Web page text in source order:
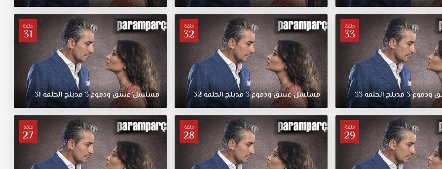
حلقة
33
ودموع3 مدبلجالحلقة33
حلقة
32
مسلسلعشقودموع3 مدبلجالحلقة32
حلقة
31
مسلسلعشقودموع3 مدبلجالحلقة 31
حلقة
29
حلقة
28
حلقة
27